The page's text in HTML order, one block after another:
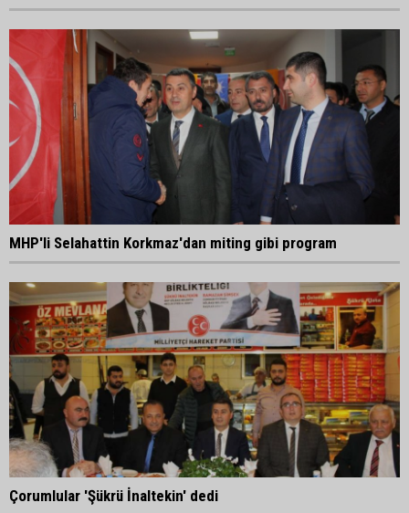
MHP'li Selahattin Korkmaz'dan miting gibi program
Çorumlular 'Şükrü İnaltekin' dedi